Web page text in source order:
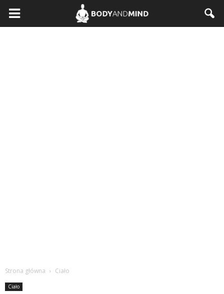
BodyAndMind.pl
Strona główna Ciało
Ciało